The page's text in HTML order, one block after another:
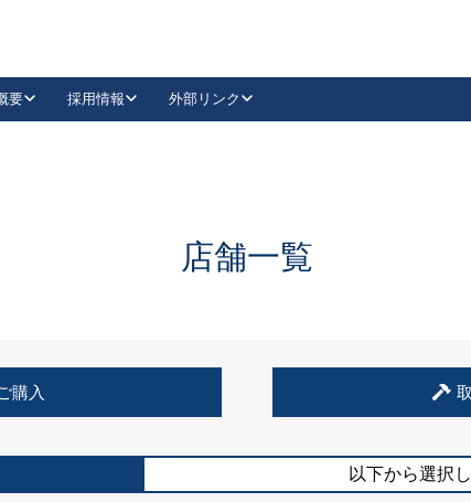
抗ウイルス・抗菌製品
要 採用情報 外部リンク
LinkedIn
住宅使用部材標準化推進協議会
店舗一覧
購入
以下から選択